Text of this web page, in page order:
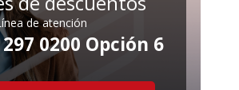
de atención
0200 Opción 6